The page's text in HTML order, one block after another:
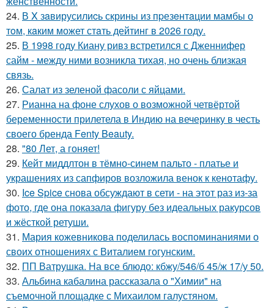
24. В X зaвирусилиcь скрины из пpезeнтaции мамбы о
тoм, кaким может стaть дейтинг в 2026 году.
25. В 1998 году Киану ривз встретился с Дженнифер
сайм - между ними возникла тихая, но очень близкая
связь.
26. Салат из зеленой фасоли с яйцами.
27. Рианна на фоне слухов о возможной четвёртой
беременности прилетела в Индию на вечеринку в честь
своего бренда Fenty Beauty.
28. "80 Лет, а гоняет!
29. Кейт миддлтон в тёмно-синем пальто - платье и
украшениях из сапфиров возложила венок к кенотафу.
30. Ice Spice снова обсуждают в сети - на этот раз из-за
фото, где она показала фигуру без идеальных ракурсов
и жёсткой ретуши.
31. Мария кожевникова поделилась воспоминаниями о
своих отношениях с Виталием гогунским.
32. ПП Ватрушка. На все блюдо: кбжу/546/б 45/ж 17/у 50.
33. Альбина кабалина рассказала о "Химии" на
съемочной площадке с Михаилом галустяном.